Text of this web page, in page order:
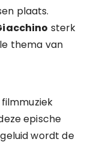
plaats.
sterk
thema van
filmmuziek
epische
wordt de